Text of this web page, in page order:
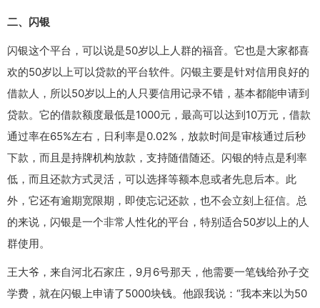
二、闪银
闪银这个平台，可以说是50岁以上人群的福音。它也是大家都喜
欢的50岁以上可以贷款的平台软件。闪银主要是针对信用良好的
借款人，所以50岁以上的人只要信用记录不错，基本都能申请到
贷款。它的借款额度最低是1000元，最高可以达到10万元，借款
通过率在65%左右，日利率是0.02%，放款时间是审核通过后秒
下款，而且是持牌机构放款，支持随借随还。闪银的特点是利率
低，而且还款方式灵活，可以选择等额本息或者先息后本。此
外，它还有逾期宽限期，即使忘记还款，也不会立刻上征信。总
的来说，闪银是一个非常人性化的平台，特别适合50岁以上的人
群使用。
王大爷，来自河北石家庄，9月6号那天，他需要一笔钱给孙子交
学费，就在闪银上申请了5000块钱。他跟我说：“我本来以为50